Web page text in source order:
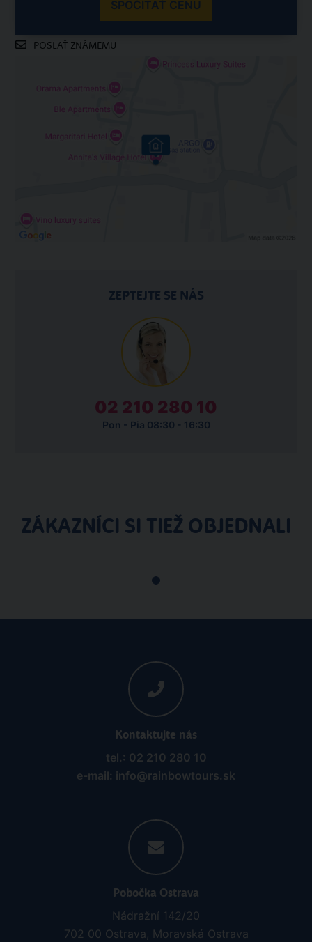
SPOČÍTAŤ CENU
POSLAŤ ZNÁMEMU
ZEPTEJTE SE NÁS
02 210 280 10
Pon - Pia 08:30 - 16:30
ZÁKAZNÍCI SI TIEŽ OBJEDNALI
Kontaktujte nás
tel.: 02 210 280 10
e-mail: info@rainbowtours.sk
Pobočka Ostrava
Nádražní 142/20
702 00 Ostrava, Moravská Ostrava